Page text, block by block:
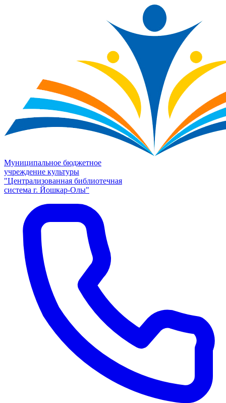
Муниципальное бюджетное
учреждение культуры
"Централизованная библиотечная
система г. Йошкар-Олы"